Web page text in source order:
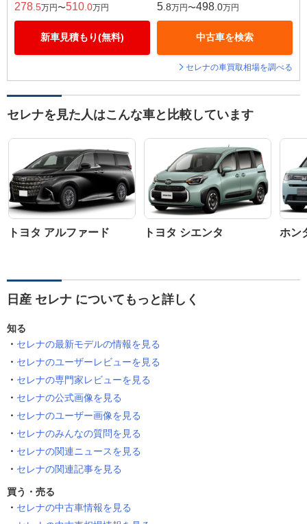
278 .5万円〜510 .0万円
新車見積もり(無料)
5 .8万円〜498 .0万円
中古車を検索
セレナの車買取相場を調べる
セレナを見た人はこんな車と比較しています
トヨタ アルファード トヨタ シエンタ ホン
日産 セレナ についてもっと詳しく
知る
セレナの最新モデルの情報を見る
セレナのユーザーレビューを見る
セレナの専門家レビューを見る
セレナの公式画像を見る
セレナのユーザー画像を見る
セレナのみんなの質問を見る
セレナの関連ニュースを見る
セレナの関連記事を見る
買う・売る
セレナの中古車情報を見る